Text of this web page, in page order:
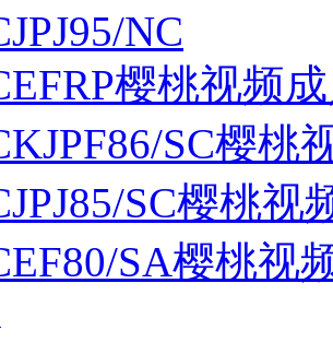
NC
樱桃视频
SC樱桃
SC樱桃视
SA樱桃视